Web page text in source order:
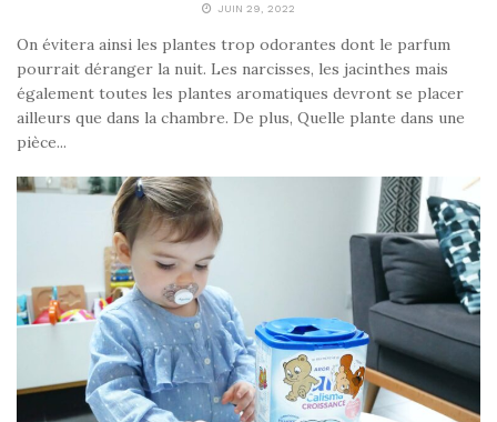
JUIN 29, 2022
On évitera ainsi les plantes trop odorantes dont le parfum
pourrait déranger la nuit. Les narcisses, les jacinthes mais
également toutes les plantes aromatiques devront se placer
ailleurs que dans la chambre. De plus, Quelle plante dans une
pièce...